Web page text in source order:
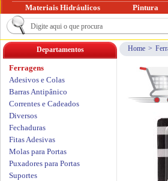
Home >
Departamentos
Ferragens
Adesivos e Colas
Barras Antipânico
Correntes e Cadeados
Diversos
Fechaduras
Fitas Adesivas
Molas para Portas
Puxadores para Portas
Suportes
Materiais Hidráulicos
Pintura